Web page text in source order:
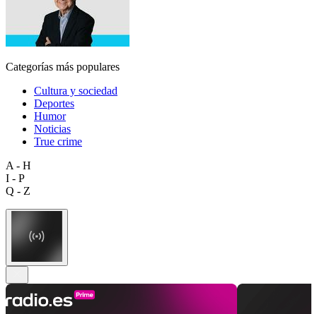
Categorías más populares
Cultura y sociedad
Deportes
Humor
Noticias
True crime
A - H
I - P
Q - Z